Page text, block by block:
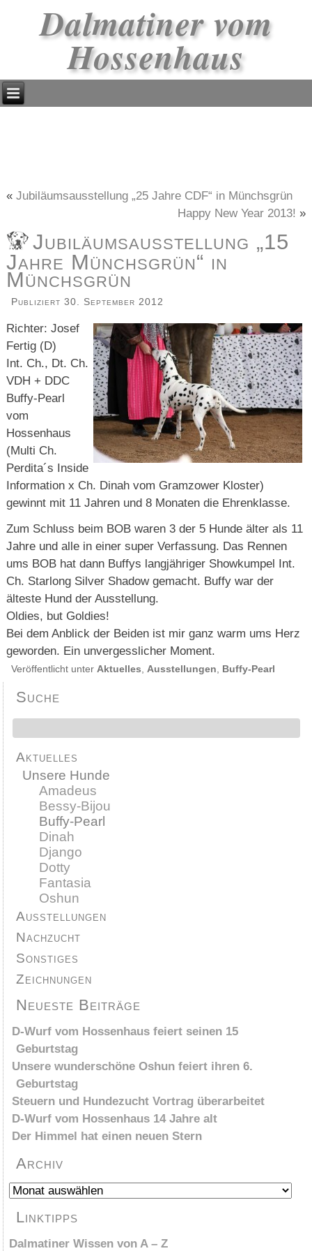
Dalmatiner vom
Hossenhaus
«Jubiläumsausstellung „25 Jahre CDF“ in Münchsgrün
Happy New Year 2013! »
Jubiläumsausstellung „15
Jahre Münchsgrün“ in
Münchsgrün
Publiziert 30. September 2012
Richter: Josef
Fertig (D)
Int. Ch., Dt. Ch.
VDH + DDC
Buffy-Pearl
vom
Hossenhaus
(Multi Ch.
Perdita´s Inside
Information x Ch. Dinah vom Gramzower Kloster)
gewinnt mit 11 Jahren und 8 Monaten die Ehrenklasse.
Zum Schluss beim BOB waren 3 der 5 Hunde älter als 11
Jahre und alle in einer super Verfassung. Das Rennen
ums BOB hat dann Buffys langjähriger Showkumpel Int.
Ch. Starlong Silver Shadow gemacht. Buffy war der
älteste Hund der Ausstellung.
Oldies, but Goldies!
Bei dem Anblick der Beiden ist mir ganz warm ums Herz
geworden. Ein unvergesslicher Moment.
Veröffentlicht unter Aktuelles,Ausstellungen, Buffy-Pearl
Suche
Aktuelles
Unsere Hunde
Amadeus
Bessy-Bijou
Buffy-Pearl
Dinah
Django
Dotty
Fantasia
Oshun
Ausstellungen
Nachzucht
Sonstiges
Zeichnungen
Neueste Beiträge
D-Wurf vom Hossenhaus feiert seinen 15
Geburtstag
Unsere wunderschöne Oshun feiert ihren 6.
Geburtstag
Steuern und Hundezucht Vortrag überarbeitet
D-Wurf vom Hossenhaus 14 Jahre alt
Der Himmel hat einen neuen Stern
Archiv
Archiv
Linktipps
Dalmatiner Wissen von A – Z